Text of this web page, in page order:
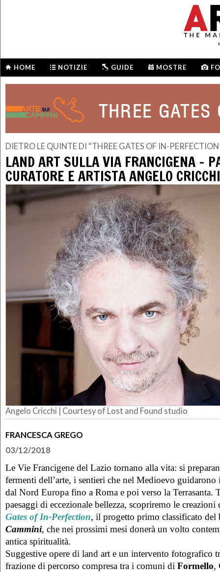
HOME NOTIZIE GUIDE MOSTRE
DIETRO LE QUINTE DI “THREE GATES OF IN-
LAND ART SULLA VIA FRANCIGENA –
CURATORE E ARTISTA ANGELO CRICCHI
Angelo Cricchi | Courtesy of Lost and Found studio
FRANCESCA GREGO
03/12/2018
Le Vie Francigene del Lazio tornano alla vita: si
fermenti dell’arte, i sentieri che nel Medioevo
dal Nord Europa fino a Roma e poi verso la Terrasanta.
paesaggi di eccezionale bellezza, scopriremo le
Gates of In-Perfection, il progetto primo classificato
Cammini, che nei prossimi mesi donerà un volto
antica spiritualità.
Suggestive opere di land art e un intervento fotografico
frazione di percorso compresa tra i comuni di Formello,